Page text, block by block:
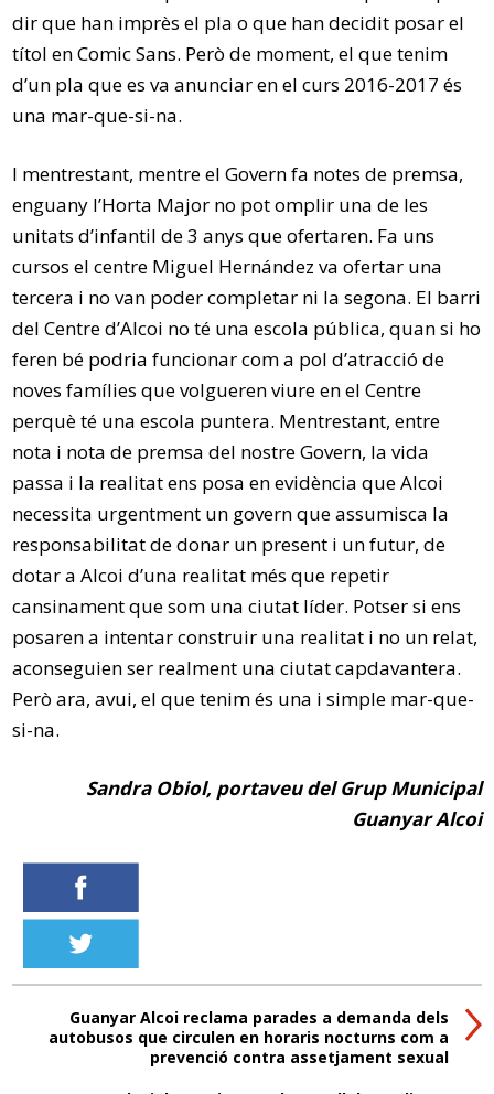
dir que han imprès el pla o que han decidit posar el
títol en Comic Sans. Però de moment, el que tenim
d’un pla que es va anunciar en el curs 2016-2017 és
una mar-que-si-na.
I mentrestant, mentre el Govern fa notes de premsa,
enguany l’Horta Major no pot omplir una de les
unitats d’infantil de 3 anys que ofertaren. Fa uns
cursos el centre Miguel Hernández va ofertar una
tercera i no van poder completar ni la segona. El barri
del Centre d’Alcoi no té una escola pública, quan si ho
feren bé podria funcionar com a pol d’atracció de
noves famílies que volgueren viure en el Centre
perquè té una escola puntera. Mentrestant, entre
nota i nota de premsa del nostre Govern, la vida
passa i la realitat ens posa en evidència que Alcoi
necessita urgentment un govern que assumisca la
responsabilitat de donar un present i un futur, de
dotar a Alcoi d’una realitat més que repetir
cansinament que som una ciutat líder. Potser si ens
posaren a intentar construir una realitat i no un relat,
aconseguien ser realment una ciutat capdavantera.
Però ara, avui, el que tenim és una i simple mar-que-
si-na.
Sandra Obiol, portaveu del Grup Municipal
Guanyar Alcoi
Guanyar Alcoi reclama parades a demanda dels
autobusos que circulen en horaris nocturns com a
prevenció contra assetjament sexual